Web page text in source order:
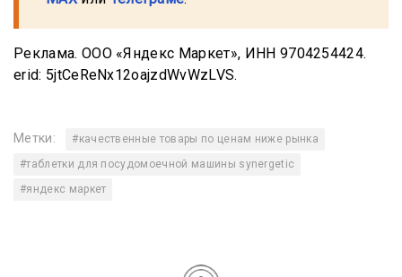
Реклама. ООО «Яндекс Маркет», ИНН 9704254424.
erid: 5jtCeReNx12oajzdWvWzLVS.
Метки:
#качественные товары по ценам ниже рынка
#таблетки для посудомоечной машины synergetic
#яндекс маркет